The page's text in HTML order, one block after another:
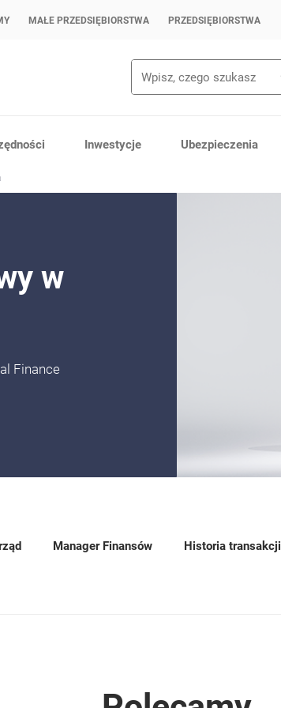
MAŁE PRZEDSIĘBIORSTWA PRZEDSIĘBIORSTWA
Inwestycje Ubezpieczenia
w
Finance
Manager Finansów Historia transakcji